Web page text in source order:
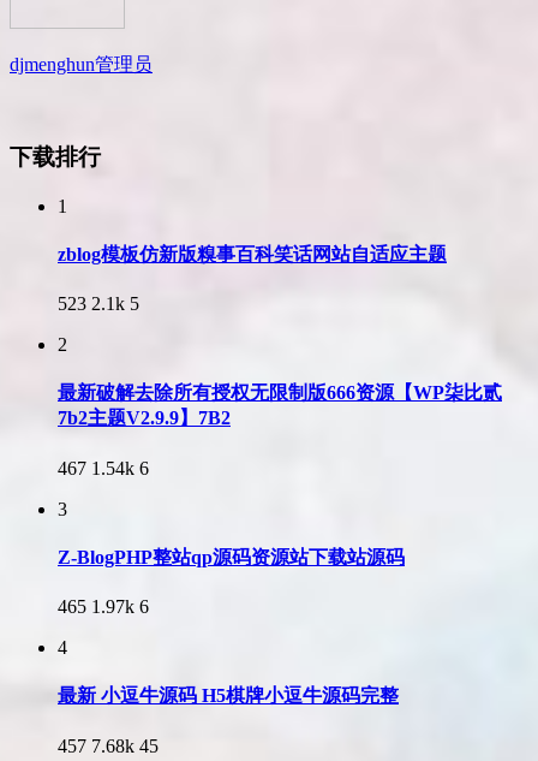
djmenghun管理员
下载排行
1
zblog模板仿新版糗事百科笑话网站自适应主题
523 2.1k 5
2
最新破解去除所有授权无限制版666资源【WP柒比贰
7b2主题V2.9.9】7B2
467 1.54k 6
3
Z-BlogPHP整站qp源码资源站下载站源码
465 1.97k 6
4
最新 小逗牛源码 H5棋牌小逗牛源码完整
457 7.68k 45